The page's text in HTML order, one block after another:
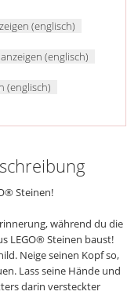
(englisch)
(englisch)
(englisch)
Steinen!
während du die
LEGO® Steinen baust!
Neige seinen Kopf so,
Lass seine Hände und
darin versteckter